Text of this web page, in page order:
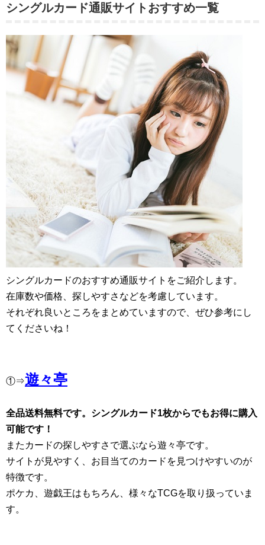
シングルカード通販サイトおすすめ一覧
シングルカードのおすすめ通販サイトをご紹介します。
在庫数や価格、探しやすさなどを考慮しています。
それぞれ良いところをまとめていますので、ぜひ参考にし
てくださいね！
①⇒遊々亭
全品送料無料です。シングルカード1枚からでもお得に購入
可能です！
またカードの探しやすさで選ぶなら遊々亭です。
サイトが見やすく、お目当てのカードを見つけやすいのが
特徴です。
ポケカ、遊戯王はもちろん、様々なTCGを取り扱っていま
す。